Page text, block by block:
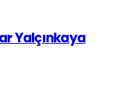
Yalçınkaya